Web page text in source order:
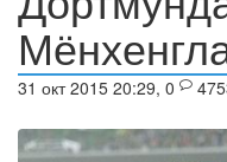
31 окт 2015 20:29, 0